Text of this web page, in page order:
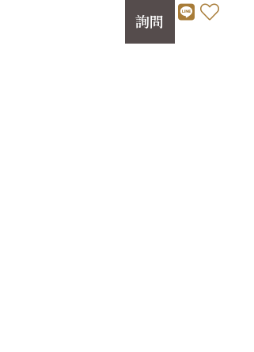
詢問